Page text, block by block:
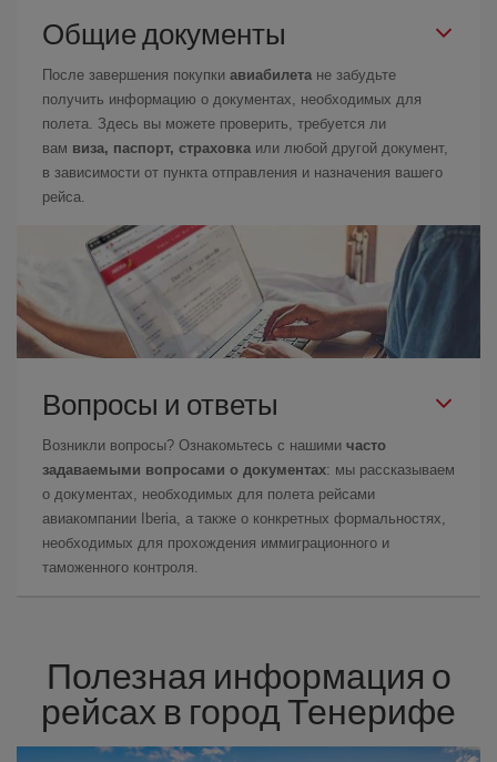
Общие документы
После завершения покупки авиабилета не забудьте
получить информацию о документах, необходимых для
полета. Здесь вы можете проверить, требуется ли
вам виза, паспорт, страховка или любой другой документ,
в зависимости от пункта отправления и назначения вашего
рейса.
Вопросы и ответы
Возникли вопросы? Ознакомьтесь с нашими часто
задаваемыми вопросами о документах: мы рассказываем
о документах, необходимых для полета рейсами
авиакомпании Iberia, а также о конкретных формальностях,
необходимых для прохождения иммиграционного и
таможенного контроля.
Полезная информация о
рейсах в город Тенерифе